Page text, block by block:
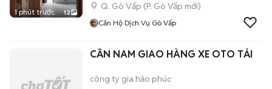
1 phút trước 12
Q. Gò Vấp (P. Gò Vấp mới)
Căn Hộ Dịch Vụ Gò Vấp
CẦN NAM GIAO HÀNG XE OTO TẢI
công ty gia hảo phúc